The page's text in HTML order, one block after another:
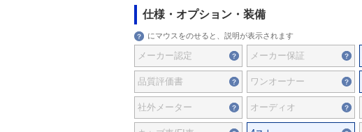
仕様・オプション・装備
にマウスをのせると、説明が表示されます
メーカー認定 メーカー保証
品質評価書 ワンオーナー
社外メーター オーディオ